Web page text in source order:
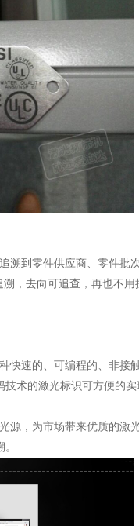
到零件供应商、零件批
，去向可追查，再也不用
速的、可编程的、非接
术的激光标识可方便的实
，为市场带来优质的激